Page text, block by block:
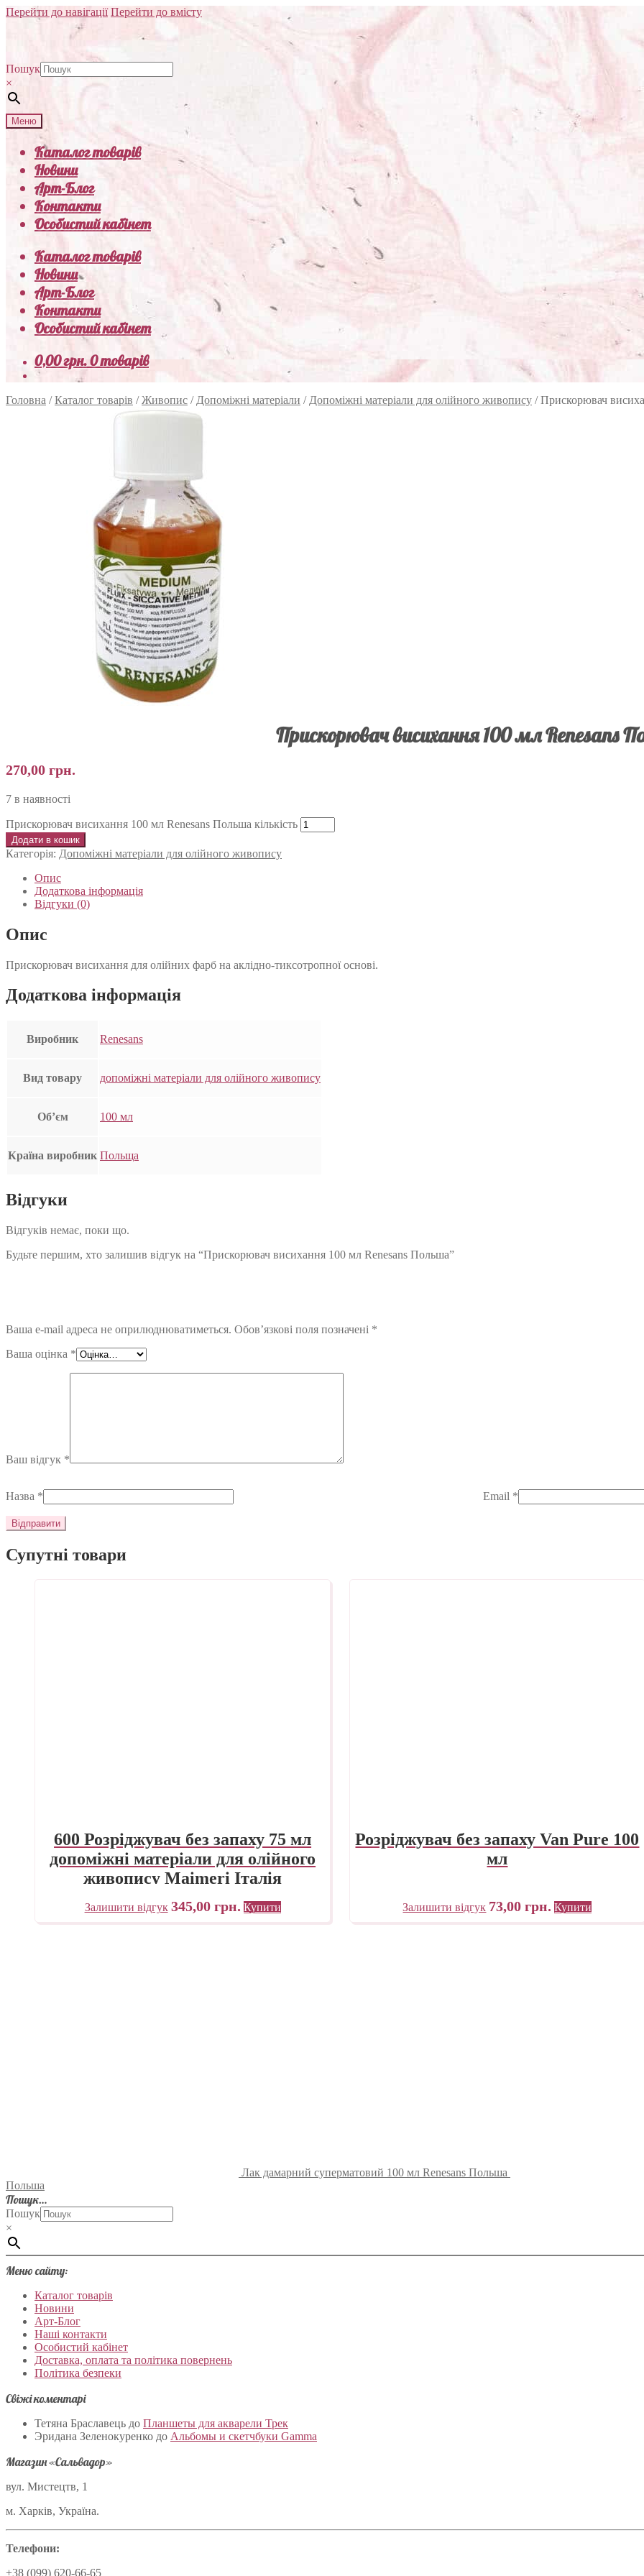
Перейти до навігації Перейти до вмісту
Пошук
×
Меню
Каталог товарів
Новини
Арт-Блог
Контакти
Особистий кабінет
Каталог товарів
Новини
Арт-Блог
Контакти
Особистий кабінет
0,00грн.0 товарів
Головна /Каталог товарів /Живопис / Допоміжні матеріали / Допоміжні матеріали для олійного живопису /Прискорювач
Прискорювач висихання 100 мл Renesans
270,00 грн.
7 в наявності
Прискорювач висихання 100 мл Renesans Польша кількість
Додати в кошик
Категорія: Допоміжні матеріали для олійного живопису
Опис
Додаткова інформація
Відгуки (0)
Опис
Прискорювач висихання для олійних фарб на аклідно-тиксотропної основі.
Додаткова інформація
Виробник Renesans
Вид товару допоміжні матеріали для олійного живопису
Об’єм 100 мл
Країна виробник Польща
Відгуки
Відгуків немає, поки що.
Будьте першим, хто залишив відгук на “Прискорювач висихання 100 мл Renesans Польша”
Ваша e-mail адреса не оприлюднюватиметься. Обов’язкові поля позначені *
Ваша оцінка *
Ваш відгук *
Назва * Email *
Супутні товари
600 Розріджувач без запаху 75 мл
допоміжні матеріали для олійного
живопису Maimeri Італія
Залишити відгук 345,00 грн. Купити
Розріджувач без запаху Van Pure 100
мл
Залишити відгук 73,00грн. Купити
Лак дамарний суперматовий 100 мл Renesans Польша
Польша
Пошук…
Пошук
×
Меню сайту:
Каталог товарів
Новини
Арт-Блог
Наші контакти
Особистий кабінет
Доставка, оплата та політика повернень
Політика безпеки
Свіжі коментарі
Тетяна Браславець до Планшеты для акварели Трек
Эридана Зеленокуренко до Альбомы и скетчбуки Gamma
Магазин «Сальвадор»
вул. Мистецтв, 1
м. Харків, Україна.
Телефони:
+38 (099) 620-66-65